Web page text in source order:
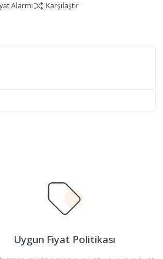
Alarmı Karşılaştır
Uygun Fiyat Politikası